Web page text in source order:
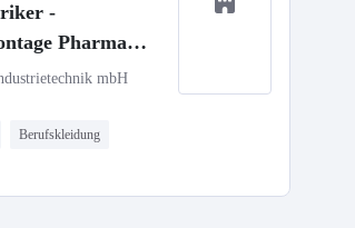
-
Pharma
w/d)
mbH
Berufskleidung